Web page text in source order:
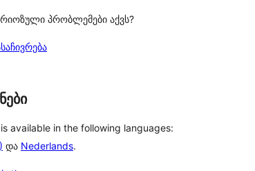
პრობლემები აქვს?
available in the following languages:
და Nederlands.